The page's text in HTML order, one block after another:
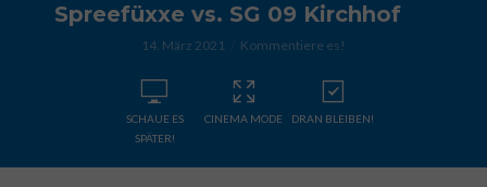
Spreefüxxe vs. SG 09 Kirchhof
14. März 2021 Kommentiere es!
SCHAUE ES
SPÄTER!
CINEMA MODE DRAN BLEIBEN!